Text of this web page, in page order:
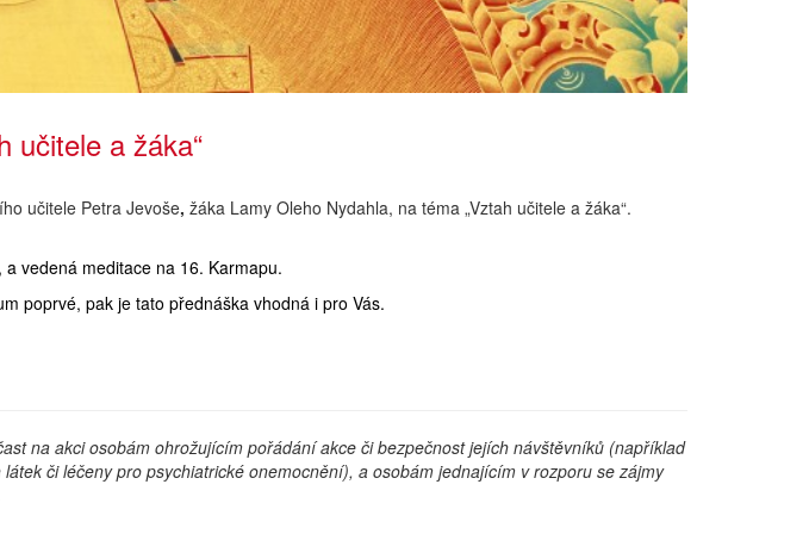
učitele a žáka“
učitele Petra Jevoše, žáka Lamy Oleho Nydahla, na téma „Vztah učitele a žáka“.
vedená meditace na 16. Karmapu.
poprvé, pak je tato přednáška vhodná i pro Vás.
na akci osobám ohrožujícím pořádání akce či bezpečnost jejích návštěvníků (například
či léčeny pro psychiatrické onemocnění), a osobám jednajícím v rozporu se zájmy